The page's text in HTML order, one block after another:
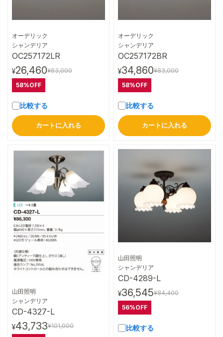
オーデリック
シャンデリア
OC257172LR
¥26,460¥63,000
58%OFF
比較する
カートに入れる
オーデリック
シャンデリア
OC257172BR
¥34,860¥83,000
58%OFF
比較する
カートに入れる
山田照明
シャンデリア
CD-4327-L
¥43,733¥101,000
山田照明
シャンデリア
CD-4289-L
¥36,545¥84,400
56%OFF
比較する